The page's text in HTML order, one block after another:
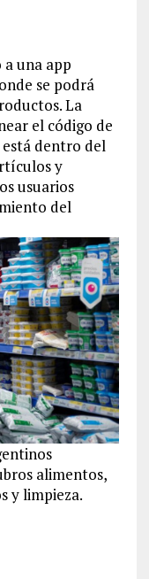
una app
se podrá
La
el código de
dentro del
y
usuarios
del
alimentos,
y limpieza.